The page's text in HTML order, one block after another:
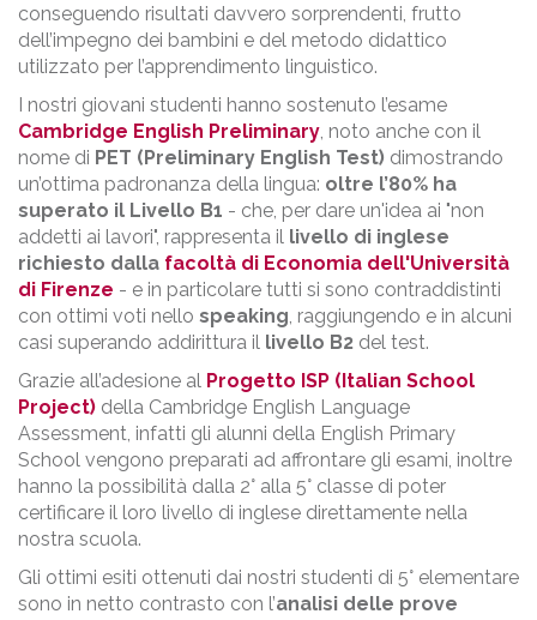
conseguendo risultati davvero sorprendenti, frutto
dell’impegno dei bambini e del metodo didattico
utilizzato per l’apprendimento linguistico.
I nostri giovani studenti hanno sostenuto l’esame
Cambridge English Preliminary, noto anche con il
nome di PET (Preliminary English Test) dimostrando
un’ottima padronanza della lingua: oltre l’80% ha
superato il Livello B1 - che, per dare un'idea ai "non
addetti ai lavori", rappresenta il livello di inglese
richiesto dalla facoltà di Economia dell'Università
di Firenze - e in particolare tutti si sono contraddistinti
con ottimi voti nello speaking, raggiungendo e in alcuni
casi superando addirittura il livello B2 del test.
Grazie all’adesione al Progetto ISP (Italian School
Project) della Cambridge English Language
Assessment, infatti gli alunni della English Primary
School vengono preparati ad affrontare gli esami, inoltre
hanno la possibilità dalla 2° alla 5° classe di poter
certificare il loro livello di inglese direttamente nella
nostra scuola.
Gli ottimi esiti ottenuti dai nostri studenti di 5° elementare
sono in netto contrasto con l’analisi delle prove